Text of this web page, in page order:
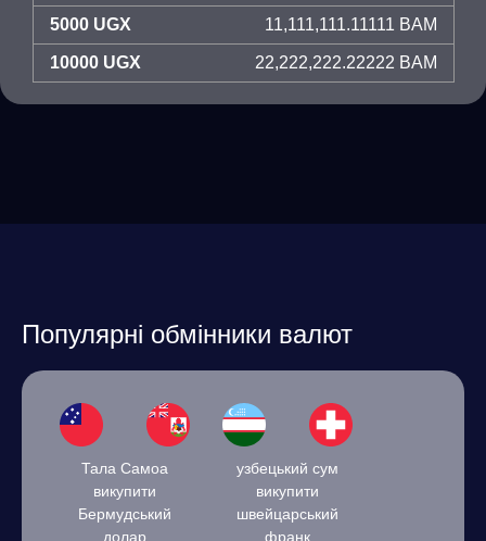
5000 UGX 11,111,111.11111 BAM
10000 UGX 22,222,222.22222 BAM
Популярні обмінники валют
Тала Самоа
викупити
Бермудський
долар
узбецький сум
викупити
швейцарський
франк